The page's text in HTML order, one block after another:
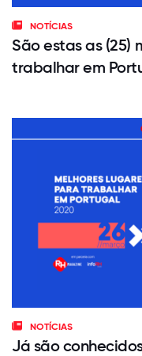
NOTÍCIAS
São estas as (25)
trabalhar em
NOTÍCIAS
Já são